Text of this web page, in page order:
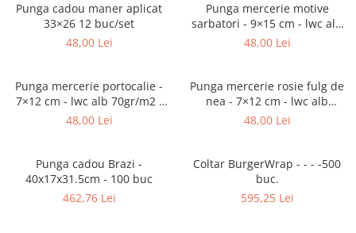
Punga cadou maner aplicat
33×26 12 buc/set
48,00 Lei
Punga mercerie motive
sarbatori - 9×15 cm - lwc alb
80gr/m2 - 250 buc
48,00 Lei
Punga mercerie portocalie -
7×12 cm - lwc alb 70gr/m2 -
250 buc
48,00 Lei
Punga mercerie rosie fulg de
nea - 7×12 cm - lwc alb
70gr/m2 - 250 buc
48,00 Lei
Punga cadou Brazi -
40x17x31.5cm - 100 buc
462,76 Lei
Coltar BurgerWrap - - - -500
buc.
595,25 Lei